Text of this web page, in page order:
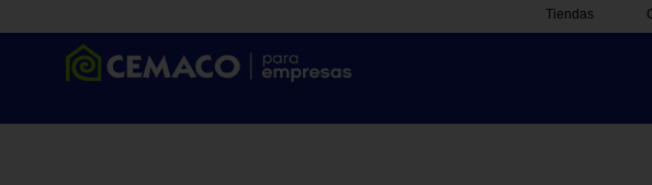
Tiendas